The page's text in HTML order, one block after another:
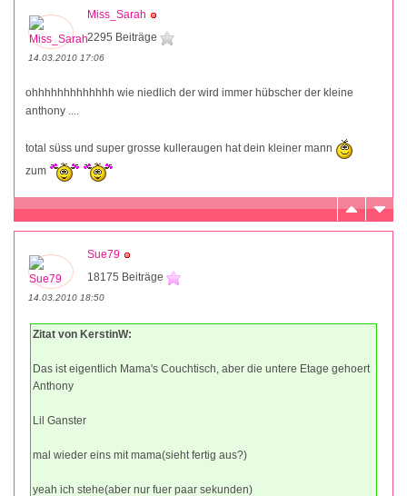
Miss_Sarah
2295 Beiträge
14.03.2010 17:06
ohhhhhhhhhhhhh wie niedlich der wird immer hübscher der kleine
anthony ....
total süss und super grosse kulleraugen hat dein kleiner mann
zum
Sue79
18175 Beiträge
14.03.2010 18:50
Zitat von KerstinW:
Das ist eigentlich Mama's Couchtisch, aber die untere Etage gehoert
Anthony
Lil Ganster
mal wieder eins mit mama(sieht fertig aus?)
yeah ich stehe(aber nur fuer paar sekunden)